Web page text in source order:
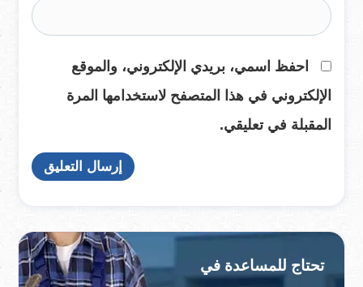
احفظ اسمي، بريدي الإلكتروني، والموقع
الإلكتروني في هذا المتصفح لاستخدامها المرة
المقبلة في تعليقي.
تحتاج للمساعدة في